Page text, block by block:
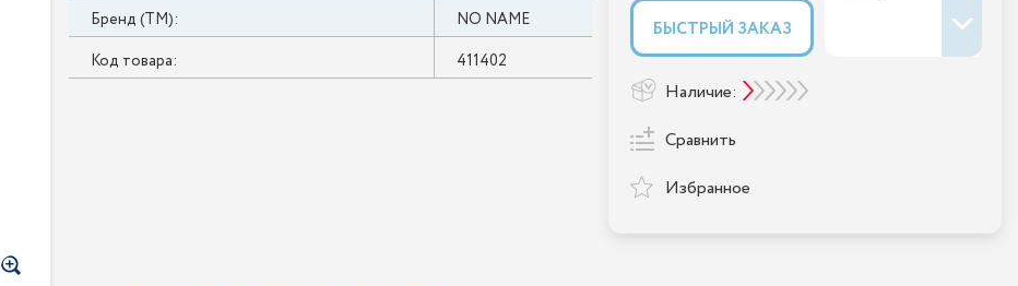
Бренд (ТМ):
NO NAME
Код товара:
411402
БЫСТРЫЙ ЗАКАЗ
Наличие:
Сравнить
Избранное